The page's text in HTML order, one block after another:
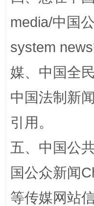
漫山遍野的桃花与雪山
media/中国
system
媒、中国全
中国法制新
引用。
五、中国公
国公众新闻
等传媒网站